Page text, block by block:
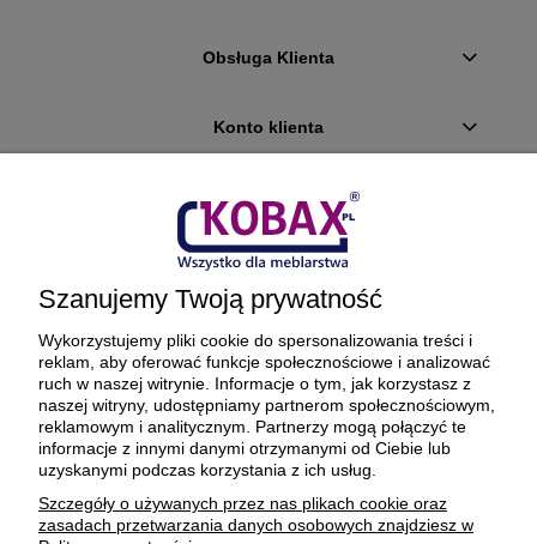
Obsługa Klienta
Konto klienta
Płatności i dostawa
Ciekawostki
O firmie
BEZPIECZNE PŁATNOŚCI ORAZ DOSTAWA
Szanujemy Twoją prywatność
Wykorzystujemy pliki cookie do spersonalizowania treści i
reklam, aby oferować funkcje społecznościowe i analizować
ruch w naszej witrynie. Informacje o tym, jak korzystasz z
naszej witryny, udostępniamy partnerom społecznościowym,
reklamowym i analitycznym. Partnerzy mogą połączyć te
informacje z innymi danymi otrzymanymi od Ciebie lub
uzyskanymi podczas korzystania z ich usług.
Szczegóły o używanych przez nas plikach cookie oraz
zasadach przetwarzania danych osobowych znajdziesz w